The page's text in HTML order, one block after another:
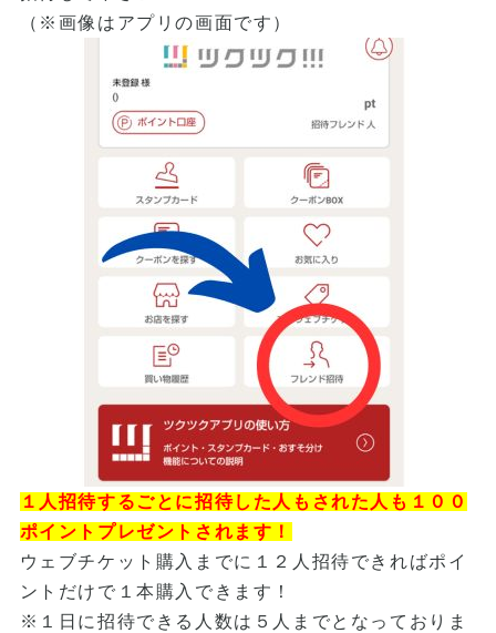
（※画像はアプリの画面です）
１人招待するごとに招待した人もされた人も１００
ポイントプレゼントされます！
ウェブチケット購入までに１２人招待できればポイ
ントだけで１本購入できます！
※１日に招待できる人数は５人までとなっておりま